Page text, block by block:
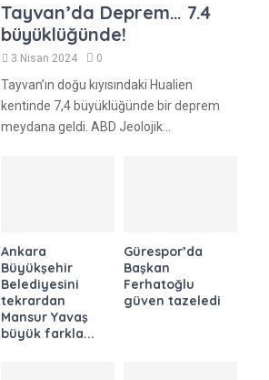
Tayvan’da Deprem… 7.4
büyüklüğünde!
3 Nisan 2024 0
Tayvan’ın doğu kıyısındaki Hualien
kentinde 7,4 büyüklüğünde bir deprem
meydana geldi. ABD Jeolojik...
Ankara
Büyükşehir
Belediyesini
tekrardan
Mansur Yavaş
büyük farkla...
Gürespor’da
Başkan
Ferhatoğlu
güven tazeledi